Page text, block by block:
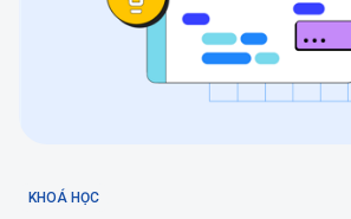
KHOÁ HỌC